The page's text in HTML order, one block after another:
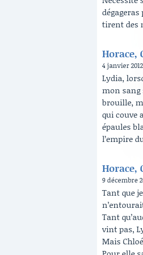
tirent des
Horace,
4 janvier
Lydia,
mon sang
brouille,
qui couve
épaules
l’empire
Horace,
9 décembre
Tant que
Tant
vint pas,
Mais